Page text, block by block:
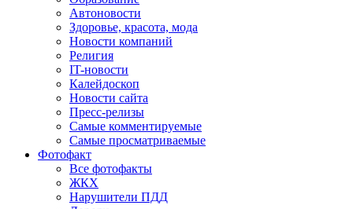
Автоновости
Здоровье, красота, мода
Новости компаний
Религия
IT-новости
Калейдоскоп
Новости сайта
Пресс-релизы
Самые комментируемые
Самые просматриваемые
Фотофакт
Все фотофакты
ЖКХ
Нарушители ПДД